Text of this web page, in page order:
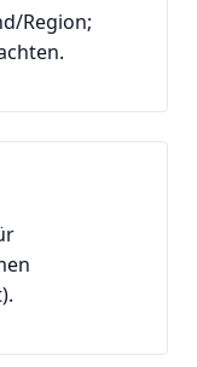
Region;